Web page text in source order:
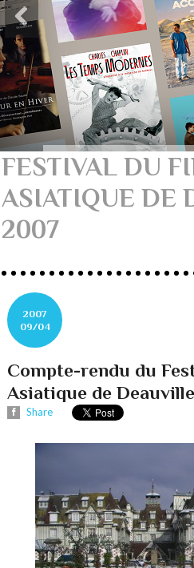
FESTIVAL DU
ASIATIQUE DE
2007
2007
09/04
Compte-rendu du
Asiatique de
Share